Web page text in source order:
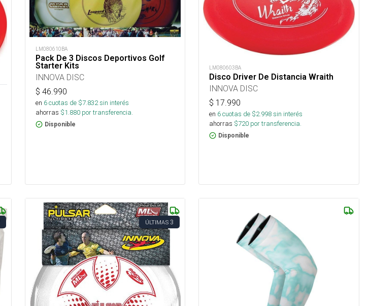
LM080610BA
Pack De 3 Discos Deportivos Golf
Starter Kits
INNOVA DISC
$ 46.990
en 6cuotas de $7.832sin interés
ahorras $1.880por transferencia.
Disponible
LM080603BA
Disco Driver De Distancia Wraith
INNOVA DISC
$ 17.990
en 6cuotas de $2.998sin interés
ahorras $720 por transferencia.
Disponible
ÚLTIMAS 3